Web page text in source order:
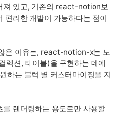
져 있고, 기존의 react-notion보
편리한 개발이 가능하다는 점이
은 이유는, react-notion-x는 노
렉션, 테이블)을 구현하는 데에
하는 블럭 별 커스터마이징을 지
를 렌더링하는 용도로만 사용할